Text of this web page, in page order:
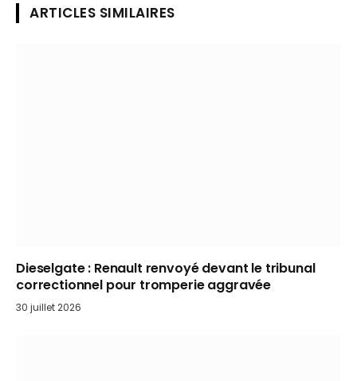
ARTICLES SIMILAIRES
Dieselgate : Renault renvoyé devant le tribunal
correctionnel pour tromperie aggravée
30 juillet 2026